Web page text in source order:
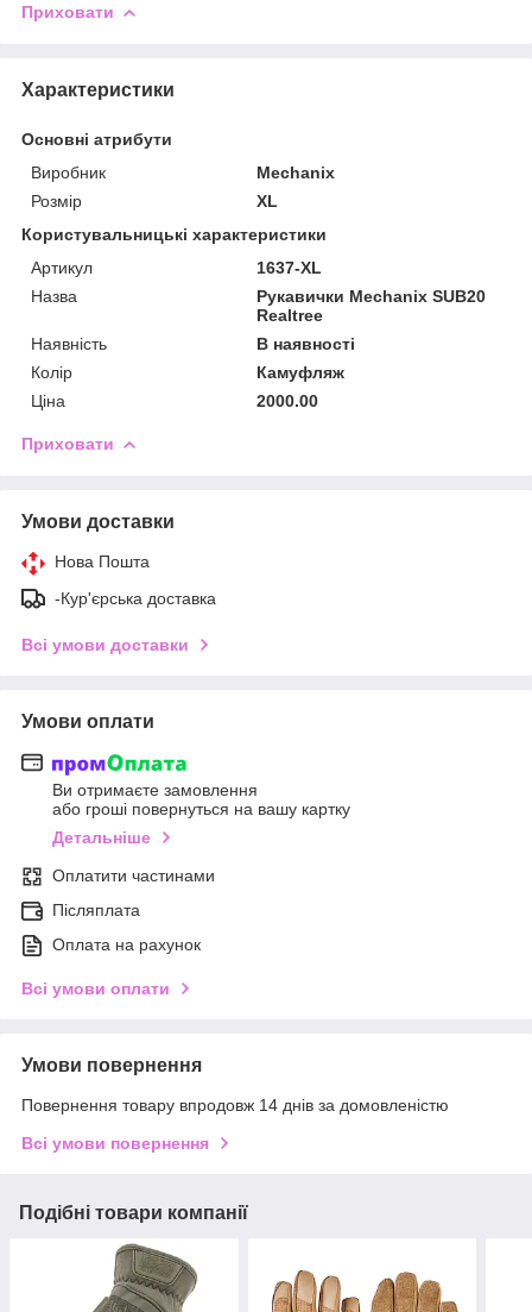
Приховати
Характеристики
Основні атрибути
Виробник
Mechanix
Розмір
XL
Користувальницькі характеристики
Артикул
1637-XL
Назва
Рукавички Mechanix SUB20
Realtree
Наявність
В наявності
Колір
Камуфляж
Ціна
2000.00
Приховати
Умови доставки
Нова Пошта
-Кур'єрська доставка
Всі умови доставки
Умови оплати
Ви отримаєте замовлення
або гроші повернуться на вашу картку
Детальніше
Оплатити частинами
Післяплата
Оплата на рахунок
Всі умови оплати
Умови повернення
Повернення товару впродовж 14 днів за домовленістю
Всі умови повернення
Подібні товари компанії